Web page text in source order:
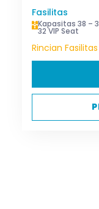
Fasilitas
Kapasitas 38 –
32 VIP Seat
Rincian Fasilitas